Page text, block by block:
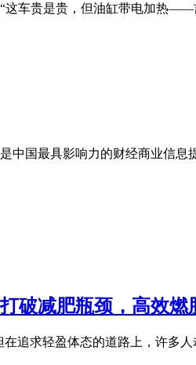
这车贵是贵，但油缸带电加热
国最具影响力的财经商业信
破减肥瓶颈，高效燃
追求轻盈体态的道路上，许多